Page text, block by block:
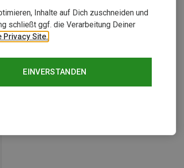
Inhalte auf Dich zuschneiden und
schließt ggf. die Verarbeitung Deiner
Privacy Site.
EINVERSTANDEN